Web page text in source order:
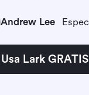
Andrew Lee
Usa Lark GRATIS